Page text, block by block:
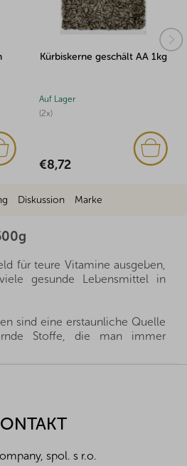
Kürbiskerne geschält AA 1kg
(2x)
Auf Lager
€8,72
Diskussion Marke
für teure Vitamine ausgeben,
gesunde Lebensmittel in
sind eine erstaunliche Quelle
Stoffe, die man immer
ein gesunder und schneller
Produkte direkt aus den
mit unseren Lieferanten sind
spol. s r.o.